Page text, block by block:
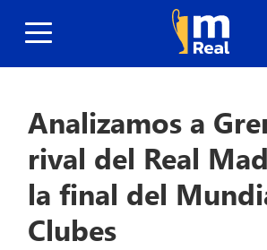
Analizamos a
rival del Real
la final del
Clubes